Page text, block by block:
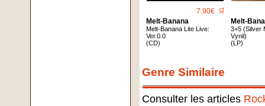
7.90€ 🛒
Melt-Banana
Melt-Banana Lite Live:
Ver.0.0
(CD)
Melt-
3+5 (Silver
Vynil)
(LP)
Genre Similaire
Consulter les articles